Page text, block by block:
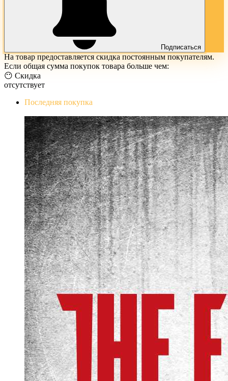
Подписаться
На товар предоставляется скидка постоянным покупателям.
Если общая сумма покупок товара больше чем:
😶 Скидка
отсутствует
Последняя покупка